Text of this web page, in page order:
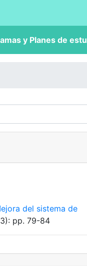
y Planes de
del sistema de
pp. 79-84